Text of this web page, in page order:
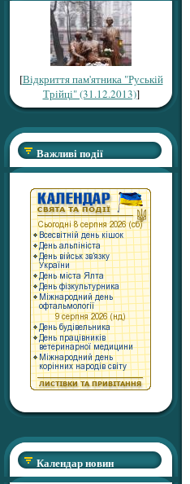
[Відкриття пам'ятника "Руській
Трійці" (31.12.2013)]
Важливі події
Календар новин